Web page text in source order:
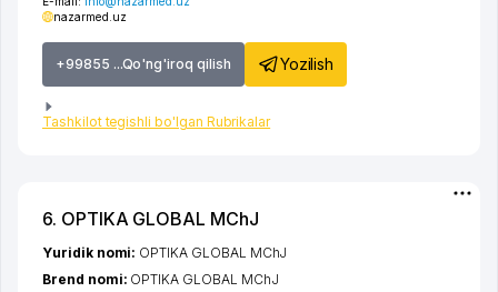
nazarmed.uz
+99855 ...Qo'ng'iroq qilish Yozilish
Tashkilot tegishli bo'lgan Rubrikalar
6. OPTIKA GLOBAL MChJ
Yuridik nomi: OPTIKA GLOBAL MChJ
Brend nomi: OPTIKA GLOBAL MChJ